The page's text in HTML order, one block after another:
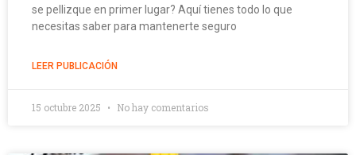
se pellizque en primer lugar? Aquí tienes todo lo que
necesitas saber para mantenerte seguro
LEER PUBLICACIÓN
15 octubre 2025 No hay comentarios